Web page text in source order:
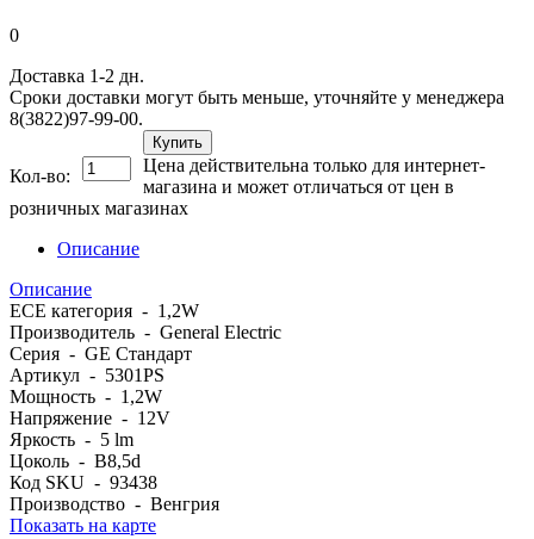
0
Доставка 1-2 дн.
Сроки доставки могут быть меньше, уточняйте у менеджера
8(3822)97-99-00.
Кол-во:
Купить
Цена действительна только для интернет-
магазина и может отличаться от цен в
розничных магазинах
Описание
Описание
ECE категория - 1,2W
Производитель - General Electric
Серия - GE Стандарт
Артикул - 5301PS
Мощность - 1,2W
Напряжение - 12V
Яркость - 5 lm
Цоколь - B8,5d
Код SKU - 93438
Производство - Венгрия
Показать на карте